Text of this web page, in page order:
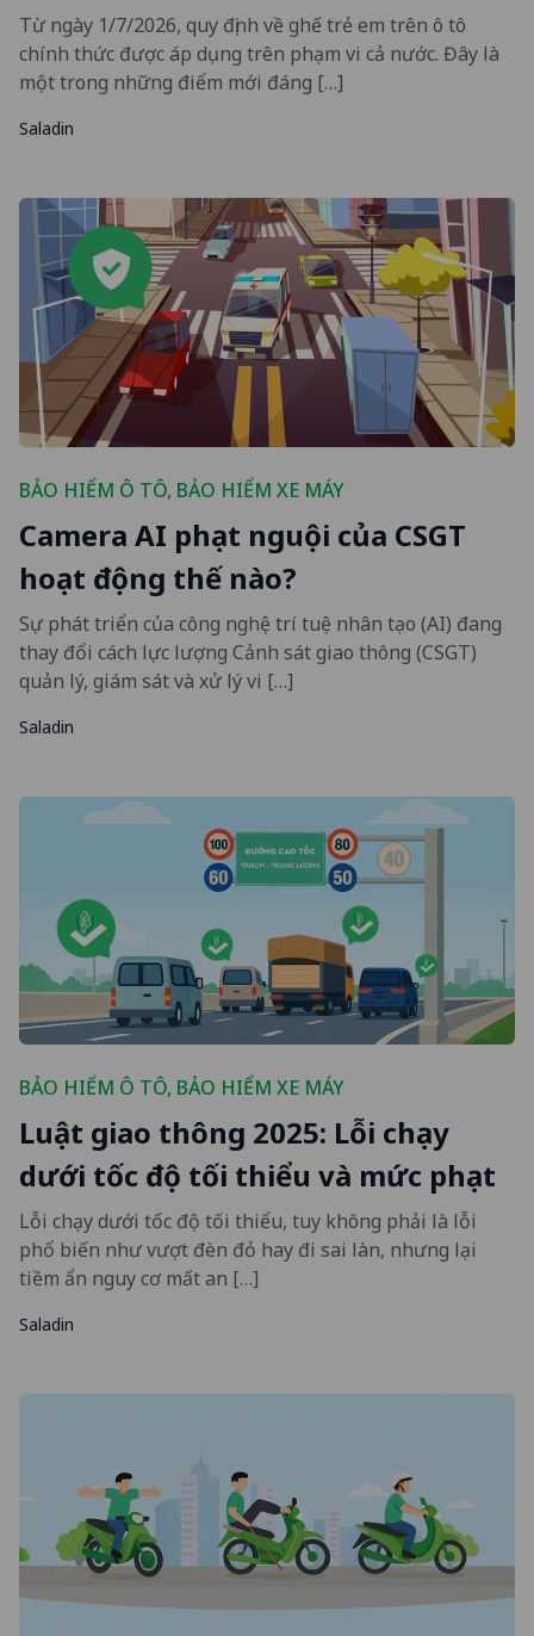
Từ ngày 1/7/2026, quy định về ghế trẻ em trên ô tô
chính thức được áp dụng trên phạm vi cả nước. Đây là
một trong những điểm mới đáng […]
Saladin
BẢO HIỂM Ô TÔ, BẢO HIỂM XE MÁY
Camera AI phạt nguội của CSGT
hoạt động thế nào?
Sự phát triển của công nghệ trí tuệ nhân tạo (AI) đang
thay đổi cách lực lượng Cảnh sát giao thông (CSGT)
quản lý, giám sát và xử lý vi […]
Saladin
BẢO HIỂM Ô TÔ, BẢO HIỂM XE MÁY
Luật giao thông 2025: Lỗi chạy
dưới tốc độ tối thiểu và mức phạt
Lỗi chạy dưới tốc độ tối thiểu, tuy không phải là lỗi
phổ biến như vượt đèn đỏ hay đi sai làn, nhưng lại
tiềm ẩn nguy cơ mất an […]
Saladin